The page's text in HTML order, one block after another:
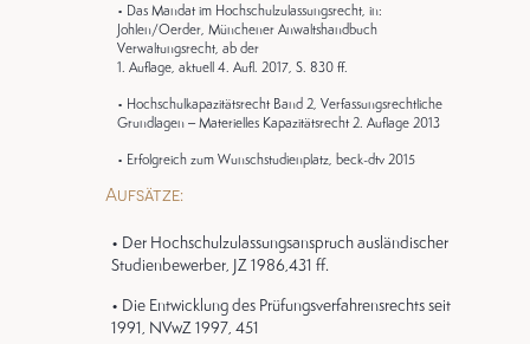
• Das Mandat im Hochschulzulassungsrecht, in:
Johlen/Oerder, Münchener Anwaltshandbuch
Verwaltungsrecht, ab der
1. Auflage, aktuell 4. Aufl. 2017, S. 830 ff.
• Hochschulkapazitätsrecht Band 2, Verfassungsrechtliche
Grundlagen – Materielles Kapazitätsrecht 2. Auflage 2013
• Erfolgreich zum Wunschstudienplatz, beck-dtv 2015
Aufsätze:
• Der Hochschulzulassungsanspruch ausländischer
Studienbewerber, JZ 1986,431 ff.
• Die Entwicklung des Prüfungsverfahrensrechts seit
1991, NVwZ 1997, 451